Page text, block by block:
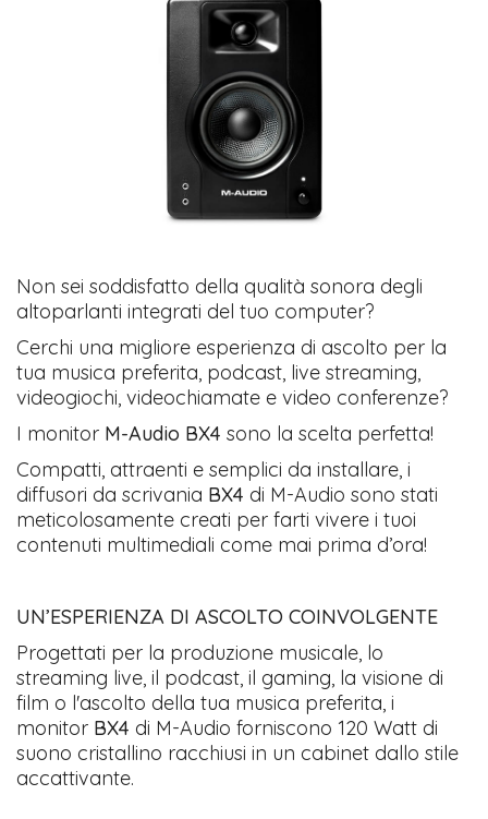
Non sei soddisfatto della qualità sonora degli
altoparlanti integrati del tuo computer?
Cerchi una migliore esperienza di ascolto per la
tua musica preferita, podcast, live streaming,
videogiochi, videochiamate e video conferenze?
I monitor M-Audio BX4 sono la scelta perfetta!
Compatti, attraenti e semplici da installare, i
diffusori da scrivania BX4 di M-Audio sono stati
meticolosamente creati per farti vivere i tuoi
contenuti multimediali come mai prima d’ora!
UN’ESPERIENZA DI ASCOLTO COINVOLGENTE
Progettati per la produzione musicale, lo
streaming live, il podcast, il gaming, la visione di
film o l'ascolto della tua musica preferita, i
monitor BX4 di M-Audio forniscono 120 Watt di
suono cristallino racchiusi in un cabinet dallo stile
accattivante.